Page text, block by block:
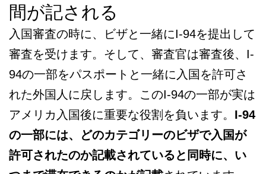
間が記される
入国審査の時に、ビザと一緒にI-94を提出して
審査を受けます。そして、審査官は審査後、I-
94の一部をパスポートと一緒に入国を許可さ
れた外国人に戻します。このI-94の一部が実は
アメリカ入国後に重要な役割を負います。 I-94
の一部には、どのカテゴリーのビザで入国が
許可されたのか記載されていると同時に、い